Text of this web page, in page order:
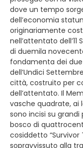
dove un tempo
dell’economia
originariamente
nell’attentato
di duemila
fondamenta dei
dell’Undici
città, costruito per
dell’attentato. Il
vasche quadrate, ai
sono incisi su
bosco di
cosiddetto
sopravvissuto alla